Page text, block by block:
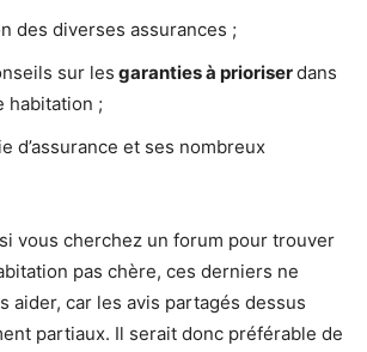
des diverses assurances ;
sur les garanties à prioriserdans
habitation ;
d’assurance et ses nombreux
vous cherchez un forum pour trouver
pas chère, ces derniers ne
aider, car les avis partagés dessus
partiaux. Il serait donc préférable de